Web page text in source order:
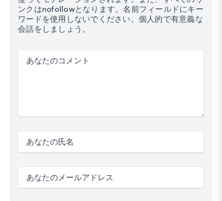
ンクはnofollowとなります。名前フィールドにキー
ワードを使用しないでください。個人的で有意義な
会話をしましょう。
あなたのコメント
あなたの氏名
あなたのメールアドレス